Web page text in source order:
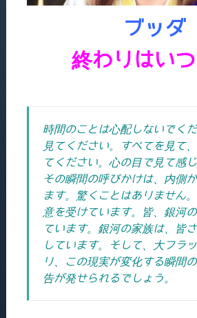
ブッダ
終わりはいつ
時間のことは心配しないでく
見てください。すべてを見て
てください。心の目で見て感
その瞬間の呼びかけは、内側
ます。驚くことはありません
意を受けています。皆、銀河
ています。銀河の家族は、皆
しています。そして、大フラ
り、この現実が変化する瞬間
告が発せられるでしょう。